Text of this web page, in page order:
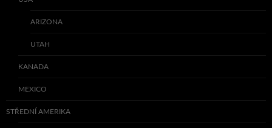
ARIZONA
UTAH
KANADA
MEXICO
STŘEDNÍ AMERIKA